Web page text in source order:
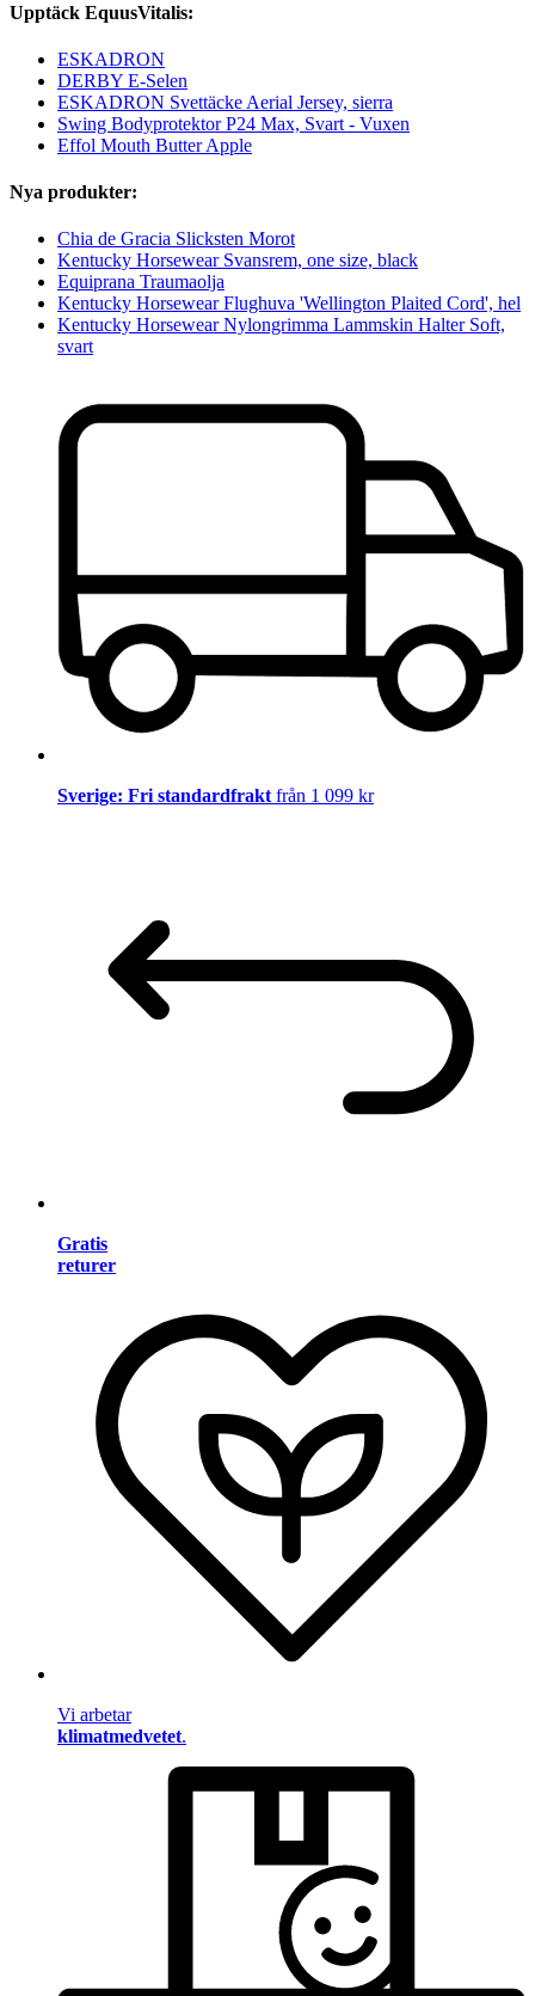
Upptäck EquusVitalis:
ESKADRON
DERBY E-Selen
ESKADRON Svettäcke Aerial Jersey, sierra
Swing Bodyprotektor P24 Max, Svart - Vuxen
Effol Mouth Butter Apple
Nya produkter:
Chia de Gracia Slicksten Morot
Kentucky Horsewear Svansrem, one size, black
Equiprana Traumaolja
Kentucky Horsewear Flughuva 'Wellington Plaited Cord', hel
Kentucky Horsewear Nylongrimma Lammskin Halter Soft,
svart
Sverige: Fri standardfrakt från 1 099 kr
Gratis
returer
Vi arbetar
klimatmedvetet.